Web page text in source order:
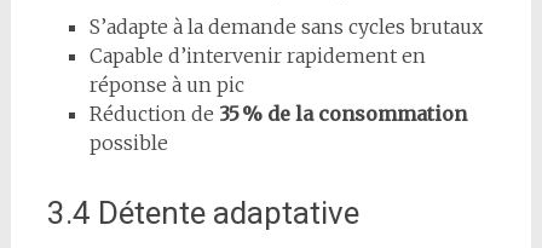
S’adapte à la demande sans cycles brutaux
Capable d’intervenir rapidement en
réponse à un pic
Réduction de 35 % de la consommation
possible
3.4 Détente adaptative